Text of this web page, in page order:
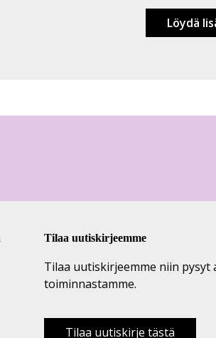
Löydä
Tilaa uutiskirjeemme
Tilaa uutiskirjeemme niin pysyt
toiminnastamme.
Tilaa uutiskirje tästä